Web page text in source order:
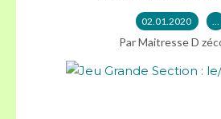
02.01.2020 …
Par Maitresse D